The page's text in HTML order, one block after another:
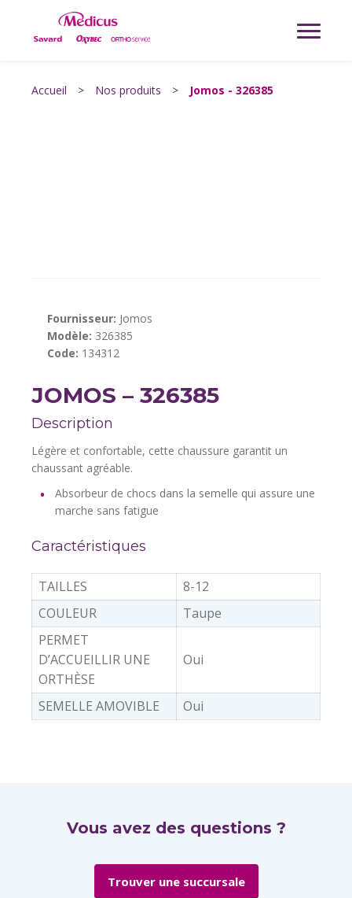
Accueil > Nos produits > Jomos - 326385
Fournisseur: Jomos
Modèle: 326385
Code: 134312
JOMOS – 326385
Description
Légère et confortable, cette chaussure garantit un
chaussant agréable.
Absorbeur de chocs dans la semelle qui assure une
marche sans fatigue
Caractéristiques
TAILLES
8-12
COULEUR
Taupe
PERMET
D’ACCUEILLIR UNE
ORTHÈSE
Oui
SEMELLE AMOVIBLE Oui
Vous avez des questions ?
Trouver une succursale